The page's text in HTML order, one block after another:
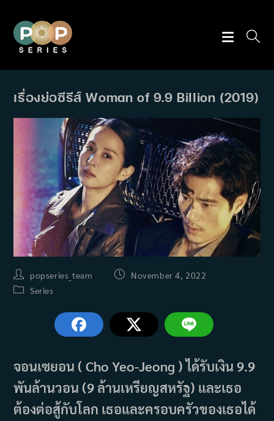
content
เรื่องย่อซีรีส์ Woman of 9.9 Billion (2019)
Post
author:
popseries_team
PostNovember 4, 2022
PostSeries
จอนเซยอน ( Cho Yeo-Jeong ) ได้รับเงิน 9.9
พันล้านวอน (9 ล้านเหรียญสหรัฐ) และเธอ
ต้องต่อสู้กับโลก เธอและครอบครัวของเธอได้